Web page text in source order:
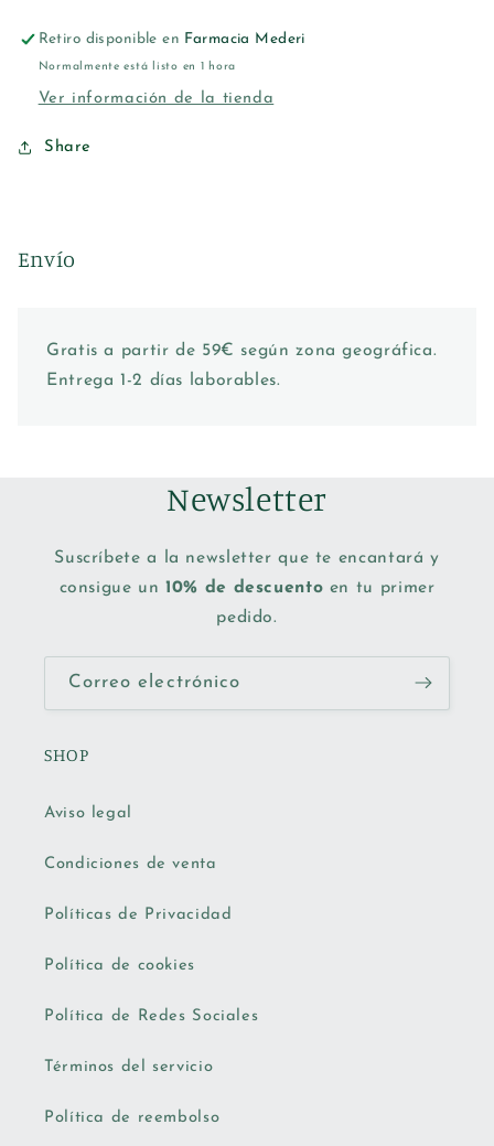
Retiro disponible en Farmacia Mederi
Normalmente está listo en 1 hora
Ver información de la tienda
Share
Envío
Gratis a partir de 59€ según zona geográfica.
Entrega 1-2 días laborables.
Newsletter
Suscríbete a la newsletter que te encantará y
consigue un10% de descuento en tu primer
pedido.
Correo electrónico
SHOP
Aviso legal
Condiciones de venta
Políticas de Privacidad
Política de cookies
Política de Redes Sociales
Términos del servicio
Política de reembolso